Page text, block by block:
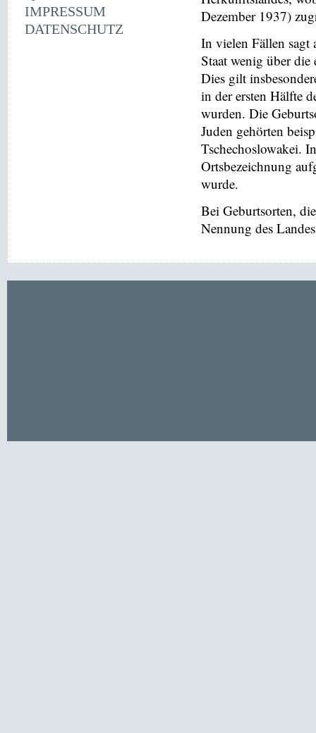
IMPRESSUM
DATENSCHUTZ
Dezember 1937)
In vielen Fällen sagt
Staat wenig über die
Dies gilt
in der ersten Hälfte
wurden. Die
Juden gehörten
Tschechoslowakei.
Ortsbezeichnung
wurde.
Bei Geburtsorten,
Nennung des